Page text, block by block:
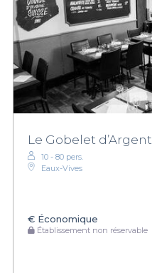
Le Gobelet d’Argent
10 - 80 pers.
Eaux-Vives
€ Économique
Établissement non réservable